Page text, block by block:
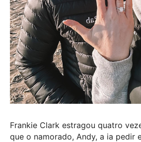
Frankie Clark estragou quatro
que o namorado, Andy, a ia pedir